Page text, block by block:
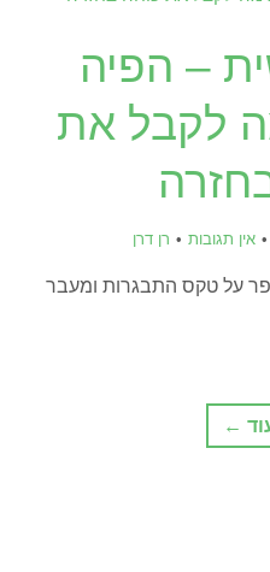
– הפיה
לקבל את
אין תגובות רן דרן
על טקס התבגרות ומעבר
←